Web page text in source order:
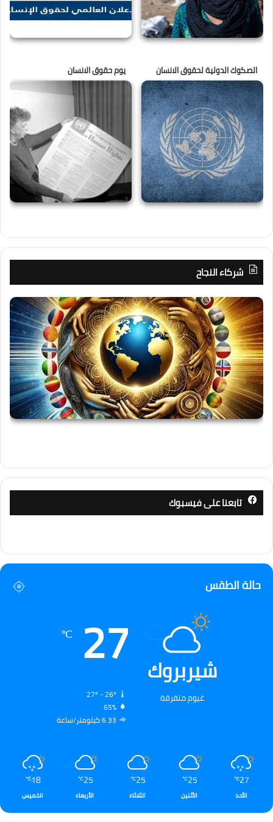
الصكوك الدولية لحقوق الانسان يوم حقوق الانسان
شركاء النجاح
تابعنا على فيسبوك
حالة الطقس
شيربروك
غيوم متفرقة
27
℃
65%
6.33 كيلومتر/ساعة
27
℃
الأحد
25
℃
الأثنين
25
℃
الثلاثاء
25
℃
الأربعاء
18
℃
الخميس